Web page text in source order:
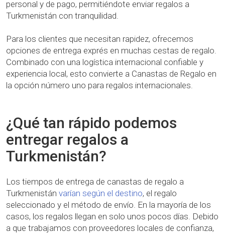
personal y de pago, permitiéndote enviar regalos a
Turkmenistán con tranquilidad.
Para los clientes que necesitan rapidez, ofrecemos
opciones de entrega exprés en muchas cestas de regalo.
Combinado con una logística internacional confiable y
experiencia local, esto convierte a Canastas de Regalo en
la opción número uno para regalos internacionales.
¿Qué tan rápido podemos
entregar regalos a
Turkmenistán?
Los tiempos de entrega de canastas de regalo a
Turkmenistán varían según el destino, el regalo
seleccionado y el método de envío. En la mayoría de los
casos, los regalos llegan en solo unos pocos días. Debido
a que trabajamos con proveedores locales de confianza,